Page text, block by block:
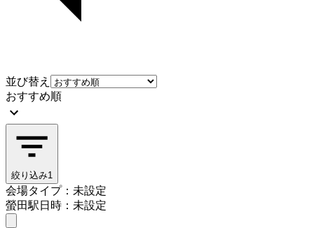
並び替え
おすすめ順
絞り込み1
会場タイプ：未設定
螢田駅日時：未設定